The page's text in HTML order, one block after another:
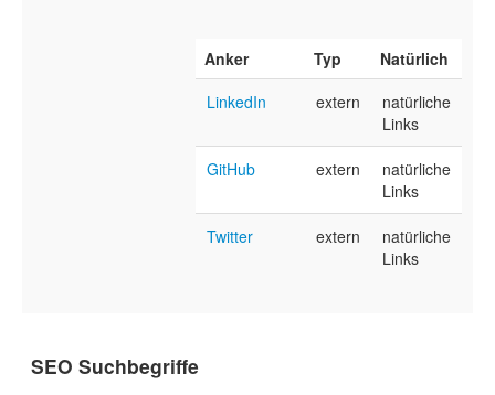
Anker Typ
Natürlich
LinkedIn
extern
natürliche
Links
GitHub extern
natürliche
Links
Twitter extern
natürliche
Links
SEO Suchbegriffe